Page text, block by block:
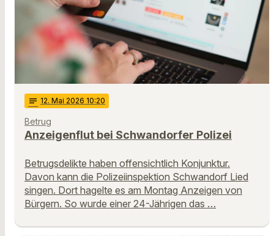
notes 12. Mai 2026 10:20
Betrug
Anzeigenflut bei Schwandorfer Polizei
Betrugsdelikte haben offensichtlich Konjunktur.
Davon kann die Polizeiinspektion Schwandorf Lied
singen. Dort hagelte es am Montag Anzeigen von
Bürgern. So wurde einer 24-Jährigen das …